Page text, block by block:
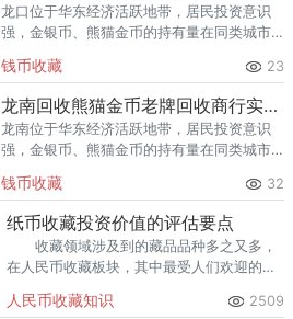
龙口位于华东经济活跃地带，居民投资意识
强，金银币、熊猫金币的持有量在同类城市
熊猫金币的需求就明显升温，但鱼龙混杂的
回收渠道里，能精准识别版别溢
钱币收藏 23
龙南回收熊猫金币老牌回收商行实力盘点
龙南位于华东经济活跃地带，居民投资意识
强，金银币、熊猫金币的持有量在同类城市
熊猫金币的需求就明显升温，但鱼龙混杂的
回收渠道里，能精准识别版别溢
钱币收藏 32
纸币收藏投资价值的评估要点
收藏领域涉及到的藏品品种多之又多，
在人民币收藏板块，其中最受人们欢迎的当
化活动，也是货币文化的继承、发展和延
人民币收藏知识 2509